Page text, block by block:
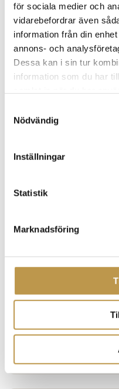
för sociala medier och
vidarebefordrar även
information från din
annons- och
Dessa kan i sin tur
information som du har
Nödvändig
Inställningar
Statistik
Marknadsföring
Business
Stockholm
Biträdande
Rekrytering
CFO/ Chef
Rekrytering
Förvaltningschef